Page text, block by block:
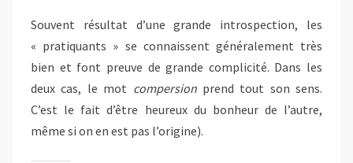
Souvent résultat d’une grande introspection, les
« pratiquants » se connaissent généralement très
bien et font preuve de grande complicité. Dans les
deux cas, le mot compersionprend tout son sens.
C’est le fait d’être heureux du bonheur de l’autre,
même si on en est pas l’origine).